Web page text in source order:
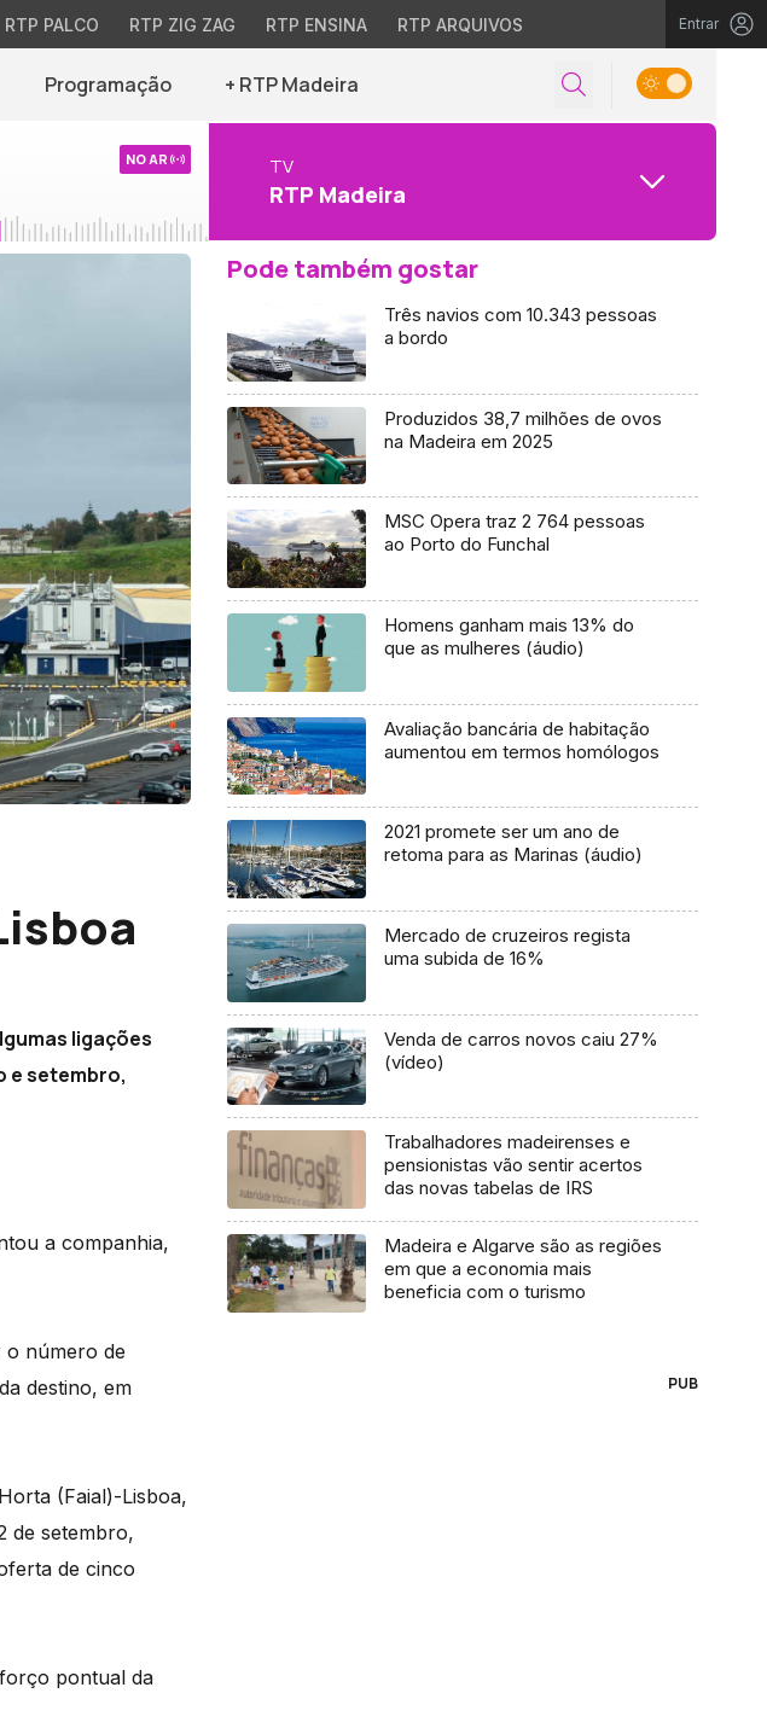
RTP PALCO RTP ZIG ZAG RTP ENSINA RTP ARQUIVOS Entrar
Programação + RTP Madeira
NO AR TV
RTP Madeira
ligações
e setembro,
a companhia,
o número de
destino, em
(Faial)-Lisboa,
de setembro,
de cinco
pontual da
Pode também gostar
Três navios com 10.343 pessoas
a bordo
Produzidos 38,7 milhões de ovos
na Madeira em 2025
MSC Opera traz 2 764 pessoas
ao Porto do Funchal
Homens ganham mais 13% do
que as mulheres (áudio)
Avaliação bancária de habitação
aumentou em termos homólogos
2021 promete ser um ano de
retoma para as Marinas (áudio)
Mercado de cruzeiros regista
uma subida de 16%
Venda de carros novos caiu 27%
(vídeo)
Trabalhadores madeirenses e
pensionistas vão sentir acertos
das novas tabelas de IRS
Madeira e Algarve são as regiões
em que a economia mais
beneficia com o turismo
PUB